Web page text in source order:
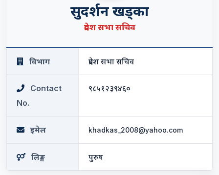
सुदर्शन खड्का
प्रदेश सभा सचिव
विभाग प्रदेश सभा सचिव
Contact
No.
९८५१२३९४६०
इमेल khadkas_2008@yahoo.com
लिङ्ग पुरुष